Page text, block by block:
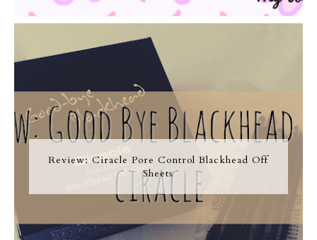
Review: Ciracle Pore Control Blackhead Off
Sheets